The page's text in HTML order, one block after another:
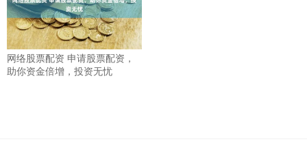
网络股票配资 申请股票配资，
助你资金倍增，投资无忧